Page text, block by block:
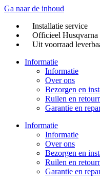
Ga naar de inhoud
Installatie service
Officieel Husqvarna
Uit voorraad
Informatie
Informatie
Over ons
Bezorgen en
Ruilen en
Garantie en
Informatie
Informatie
Over ons
Bezorgen en
Ruilen en
Garantie en